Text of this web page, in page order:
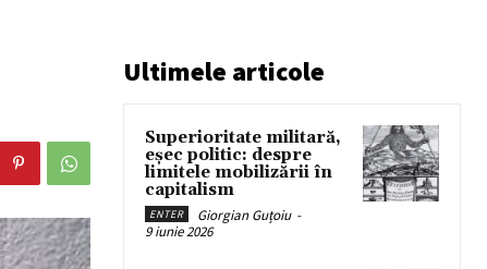
Ultimele articole
Superioritate militară,
eșec politic: despre
limitele mobilizării în
capitalism
ENTER Giorgian Guțoiu -
9 iunie 2026